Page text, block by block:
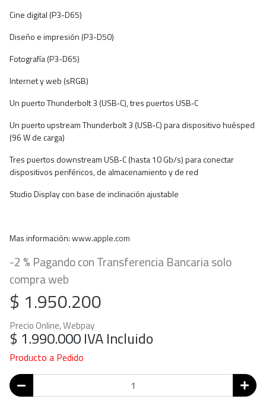
Cine digital (P3-D65)
Diseño e impresión (P3-D50)
Fotografía (P3-D65)
Internet y web (sRGB)
Un puerto Thunderbolt 3 (USB‑C), tres puertos USB‑C
Un puerto upstream Thunderbolt 3 (USB‑C) para dispositivo huésped
(96 W de carga)
Tres puertos downstream USB‑C (hasta 10 Gb/s) para conectar
dispositivos periféricos, de almacenamiento y de red
Studio Display con base de inclinación ajustable
Mas información:www.apple.com
-2 % Pagando con Transferencia Bancaria solo
compra web
$ 1.950.200
Precio Online, Webpay
$ 1.990.000IVA Incluido
Producto a Pedido